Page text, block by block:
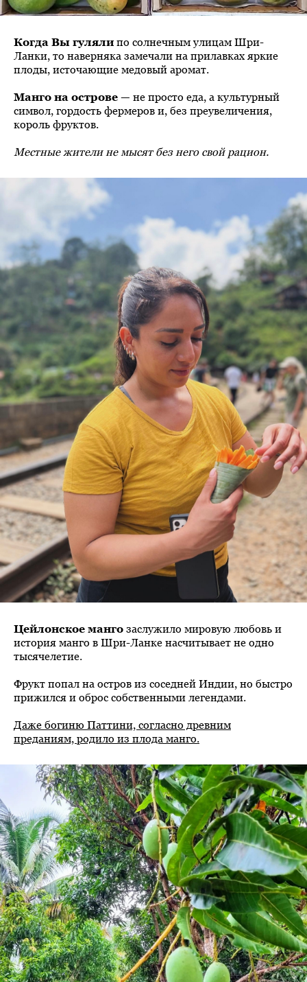
Когда Вы гуляли по солнечным улицам Шри-
Ланки, то наверняка замечали на прилавках яркие
плоды, источающие медовый аромат.
Манго на острове — не просто еда, а культурный
символ, гордость фермеров и, без преувеличения,
король фруктов.
Местные жители не мысят без него свой рацион.
Цейлонское манго заслужило мировую любовь и
история манго в Шри-Ланке насчитывает не одно
тысячелетие.
Фрукт попал на остров из соседней Индии, но быстро
прижился и оброс собственными легендами.
Даже богиню Паттини, согласно древним
преданиям, родило из плода манго.